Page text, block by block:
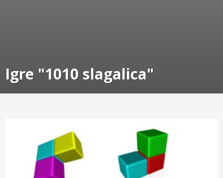
Igre "1010 slagalica"